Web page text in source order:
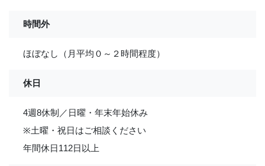
時間外
ほぼなし（月平均０～２時間程度）
休日
4週8休制／日曜・年末年始休み
※土曜・祝日はご相談ください
年間休日112日以上